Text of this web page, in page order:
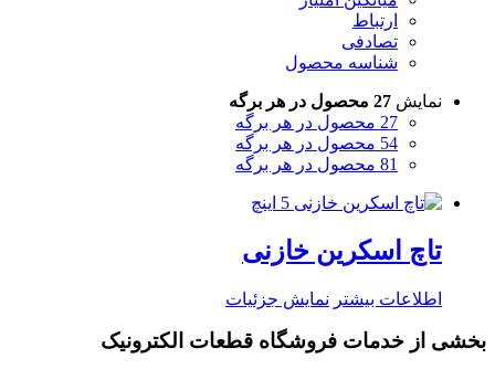
ارتباط
تصادفی
شناسه محصول
نمایش 27 محصول در هر برگه
27 محصول در هر برگه
54 محصول در هر برگه
81 محصول در هر برگه
تاچ اسکرین خازنی
اطلاعات بیشتر نمایش جزئیات
بخشی از خدمات فروشگاه قطعات الکترونیک